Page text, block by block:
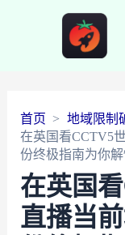
首页
地域限制
在英国看CCTV5
份终极指南为你
在英国
直播当